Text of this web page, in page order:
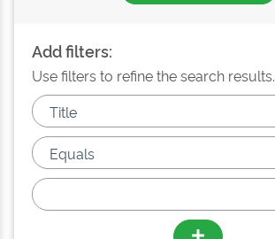
Add filters:
Use filters to refine the search results.